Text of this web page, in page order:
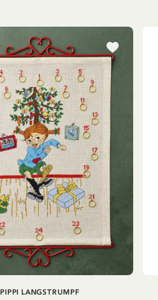
AUSVERKAUFT
PIPPI LANGSTRUMPF